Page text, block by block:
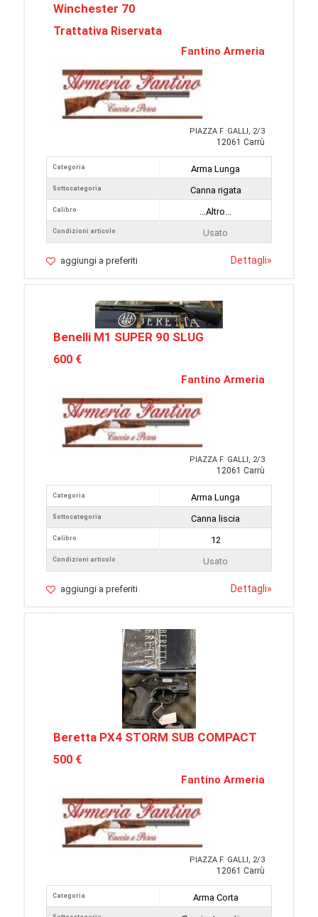
Winchester 70
Trattativa Riservata
Fantino Armeria
PIAZZA F. GALLI, 2/3
12061 Carrù
Categoria
Sottocategoria
Calibro
Condizioni articolo
Arma Lunga
Canna rigata
...Altro...
Usato
aggiungi a preferiti Dettagli»
Benelli M1 SUPER 90 SLUG
600 €
Fantino Armeria
PIAZZA F. GALLI, 2/3
12061 Carrù
Categoria
Sottocategoria
Calibro
Condizioni articolo
Arma Lunga
Canna liscia
12
Usato
aggiungi a preferiti Dettagli»
Beretta PX4 STORM SUB COMPACT
500 €
Fantino Armeria
PIAZZA F. GALLI, 2/3
12061 Carrù
Categoria
Arma Corta